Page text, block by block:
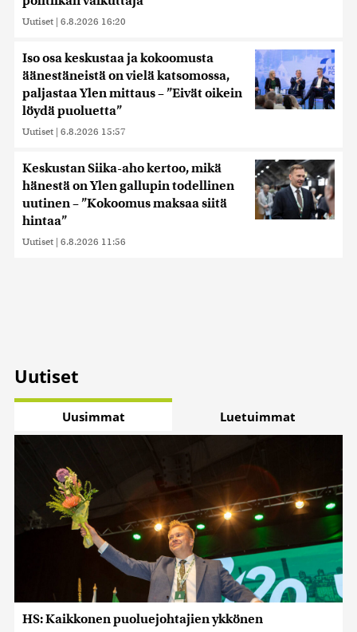
Uutiset | 6.8.2026 16:20
Iso osa keskustaa ja kokoomusta
äänestäneistä on vielä katsomossa,
paljastaa Ylen mittaus – ”Eivät oikein
löydä puoluetta”
Uutiset | 6.8.2026 15:57
Keskustan Siika-aho kertoo, mikä
hänestä on Ylen gallupin todellinen
uutinen – ”Kokoomus maksaa siitä
hintaa”
Uutiset | 6.8.2026 11:56
Uutiset
Uusimmat Luetuimmat
HS: Kaikkonen puoluejohtajien ykkönen